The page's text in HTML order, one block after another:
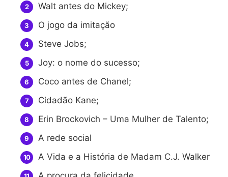
Walt antes do Mickey;
O jogo da imitação
Steve Jobs;
Joy: o nome do sucesso;
Coco antes de Chanel;
Cidadão Kane;
Erin Brockovich – Uma Mulher de Talento;
A rede social
A Vida e a História de Madam C.J. Walker